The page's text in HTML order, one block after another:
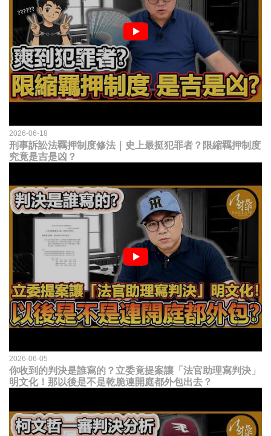
2026-06-18
刑事訴訟法羈押制度修法｜史上最挺犯罪者？限縮羈押制度
究竟是吉是凶？
2026-06-05
你收到的判決是誰寫的？立委竟提案讓「法官助理寫判決」
明文化！那以後是不是乾脆連開庭都外包出去？